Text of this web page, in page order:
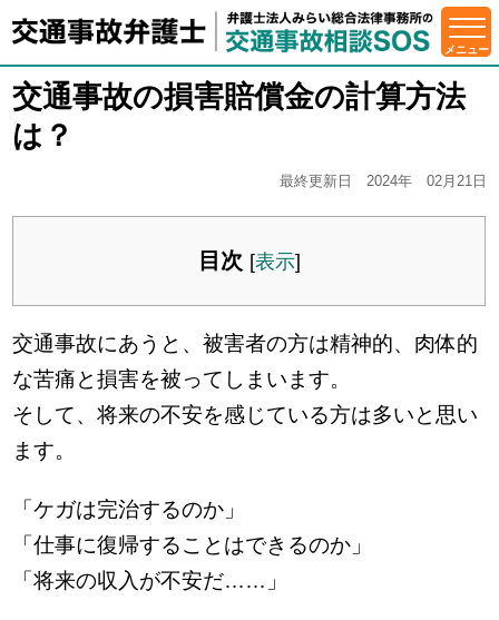
交通事故の損害賠償金の計算方法
は？
最終更新日 2024年 02月21日
目次 [表示]
交通事故にあうと、被害者の方は精神的、肉体的
な苦痛と損害を被ってしまいます。
そして、将来の不安を感じている方は多いと思い
ます。
「ケガは完治するのか」
「仕事に復帰することはできるのか」
「将来の収入が不安だ……」